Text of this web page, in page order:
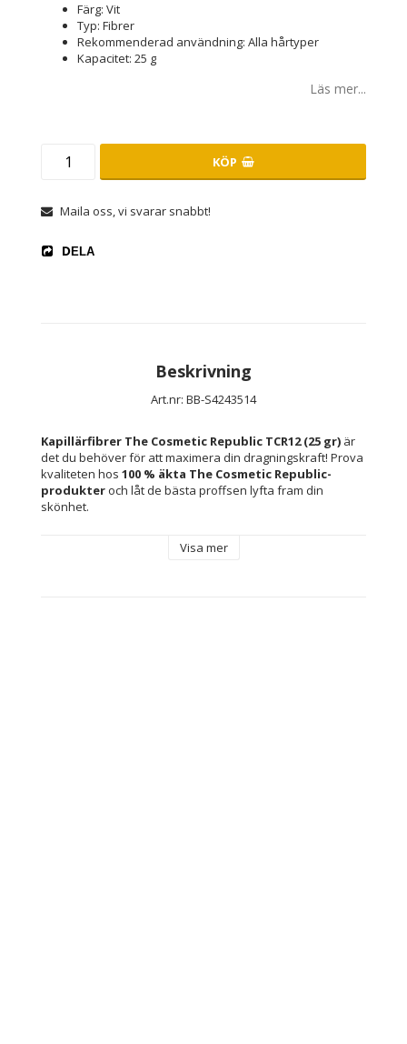
Färg: Vit
Typ: Fibrer
Rekommenderad användning: Alla hårtyper
Kapacitet: 25 g
Läs mer...
KÖP
Maila oss, vi svarar snabbt!
DELA
Beskrivning
Art.nr: BB-S4243514
Kapillärfibrer The Cosmetic Republic TCR12 (25 gr) är
det du behöver för att maximera din dragningskraft! Prova
kvaliteten hos 100 % äkta The Cosmetic Republic-
produkter och låt de bästa proffsen lyfta fram din
skönhet.
Visa mer